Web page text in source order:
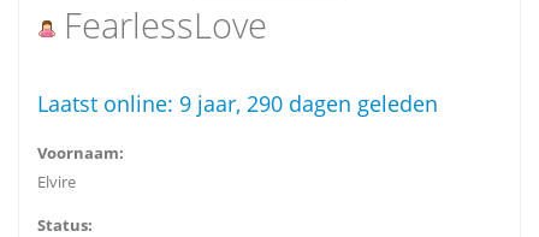
FearlessLove
Laatst online: 9 jaar, 290 dagen geleden
Voornaam:
Elvire
Status: